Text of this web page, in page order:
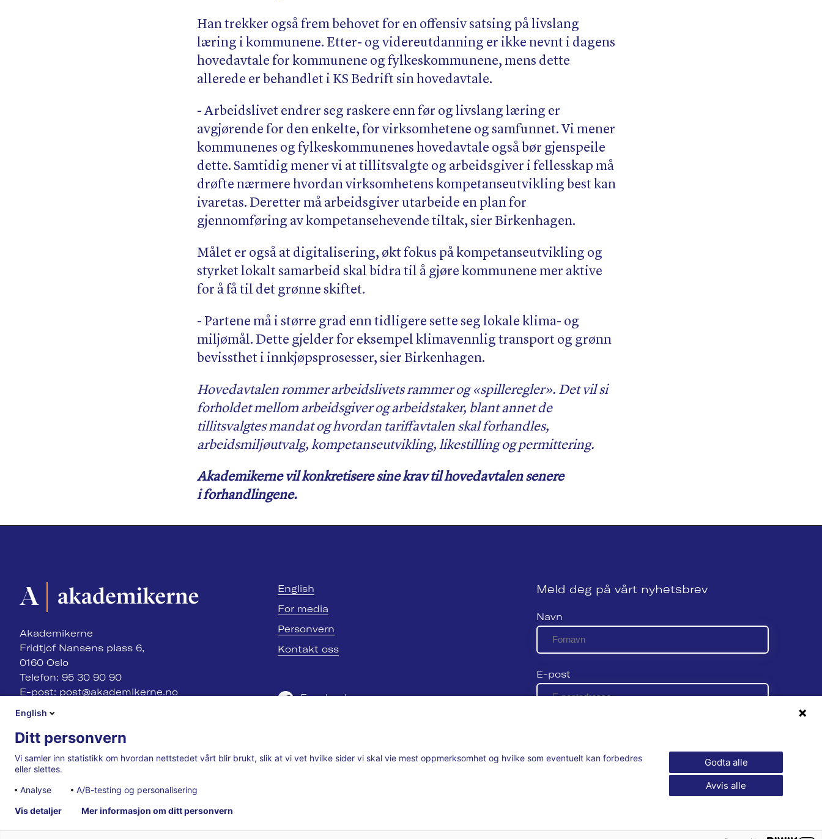
Han trekker også frem behovet for en offensiv satsing på livslang
læring i kommunene. Etter- og videreutdanning er ikke nevnt i dagens
hovedavtale for kommunene og fylkeskommunene, mens dette
allerede er behandlet i KS Bedrift sin hovedavtale.
- Arbeidslivet endrer seg raskere enn før og livslang læring er
avgjørende for den enkelte, for virksomhetene og samfunnet. Vi mener
kommunenes og fylkeskommunenes hovedavtale også bør gjenspeile
dette. Samtidig mener vi at tillitsvalgte og arbeidsgiver i fellesskap må
drøfte nærmere hvordan virksomhetens kompetanseutvikling best kan
ivaretas. Deretter må arbeidsgiver utarbeide en plan for
gjennomføring av kompetansehevende tiltak, sier Birkenhagen.
Målet er også at digitalisering, økt fokus på kompetanseutvikling og
styrket lokalt samarbeid skal bidra til å gjøre kommunene mer aktive
for å få til det grønne skiftet.
- Partene må i større grad enn tidligere sette seg lokale klima- og
miljømål. Dette gjelder for eksempel klimavennlig transport og grønn
bevissthet i innkjøpsprosesser, sier Birkenhagen.
Hovedavtalen rommer arbeidslivets rammer og «spilleregler». Det vil si
forholdet mellom arbeidsgiver og arbeidstaker, blant annet de
tillitsvalgtes mandat og hvordan tariffavtalen skal forhandles,
arbeidsmiljøutvalg, kompetanseutvikling, likestilling og permittering.
Akademikerne vil konkretisere sine krav til hovedavtalen senere
i forhandlingene.
Akademikerne
Fridtjof Nansens plass 6,
0160 Oslo
Telefon: 95 30 90 90
E-post: post@akademikerne.no
English
For media
Personvern
Kontakt oss
Facebook
Meld deg på vårt nyhetsbrev
Navn
E-post
English
Ditt personvern
Vi samler inn statistikk om hvordan nettstedet vårt blir brukt, slik at vi vet hvilke sider vi skal vie mest oppmerksomhet og hvilke som eventuelt kan forbedres
eller slettes.
Analyse
A/B-testing og personalisering
Godta alle
Avvis alle
Vis detaljer Mer informasjon om ditt personvern